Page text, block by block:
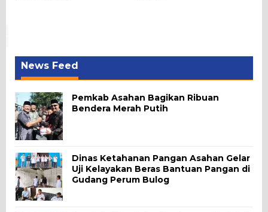
News Feed
Pemkab Asahan Bagikan Ribuan
Bendera Merah Putih
Dinas Ketahanan Pangan Asahan Gelar
Uji Kelayakan Beras Bantuan Pangan di
Gudang Perum Bulog